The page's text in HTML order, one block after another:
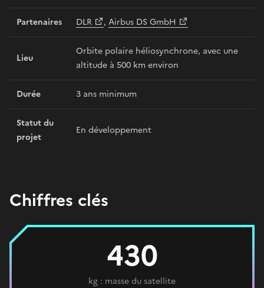
Partenaires DLR , Airbus DS GmbH
Lieu
Orbite polaire héliosynchrone, avec une
altitude à 500 km environ
Durée 3 ans minimum
Statut du
projet
En développement
Chiffres clés
430
kg : masse du satellite